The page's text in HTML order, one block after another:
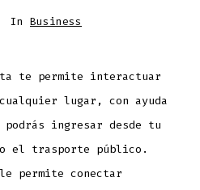
In Business
te permite interactuar
lugar, con ayuda
ingresar desde tu
el trasporte público.
permite conectar